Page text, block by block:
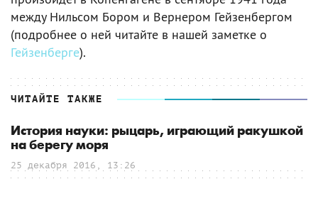
между Нильсом Бором и Вернером Гейзенбергом
(подробнее о ней читайте в нашей заметке о
Гейзенберге).
ЧИТАЙТЕ ТАКЖЕ
История науки: рыцарь, играющий ракушкой
на берегу моря
25 декабря 2016, 13:26